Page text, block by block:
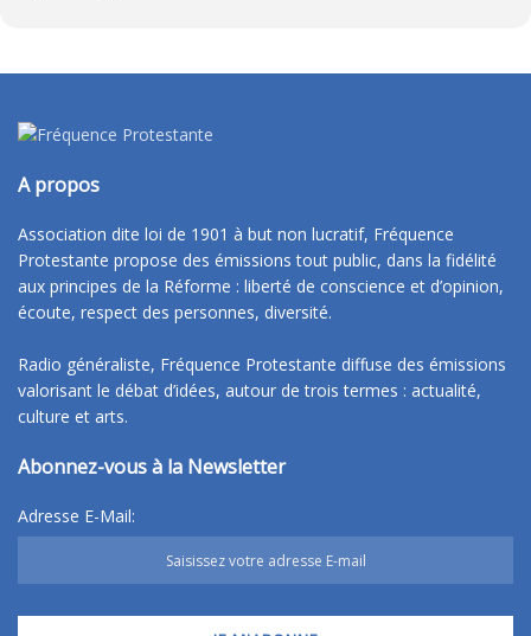
A propos
Association dite loi de 1901 à but non lucratif, Fréquence
Protestante propose des émissions tout public, dans la fidélité
aux principes de la Réforme : liberté de conscience et d’opinion,
écoute, respect des personnes, diversité.
Radio généraliste, Fréquence Protestante diffuse des émissions
valorisant le débat d’idées, autour de trois termes : actualité,
culture et arts.
Abonnez-vous à la Newsletter
Adresse E-Mail: